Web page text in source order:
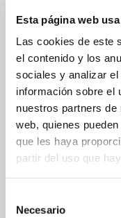
Esta página web
Las cookies de este
el contenido y los
sociales y analizar
información sobre el
nuestros partners
web, quienes
que les haya
partir del uso que
Necesario
Proyectos
EnHBS INFANTIL
PBL (Project-
Proyectos , ya
manera efectiva
con especial
Educación Infantil:
Aprender no es
que
El aprendizaje es